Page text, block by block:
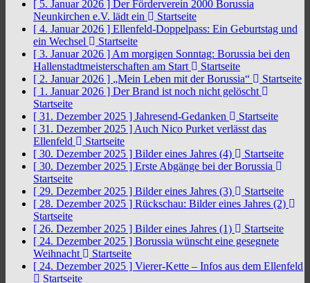
[ 5. Januar 2026 ] Der Förderverein 2000 Borussia
Neunkirchen e.V. lädt ein
Startseite
[ 4. Januar 2026 ] Ellenfeld-Doppelpass: Ein Geburtstag und
ein Wechsel
Startseite
[ 3. Januar 2026 ] Am morgigen Sonntag: Borussia bei den
Hallenstadtmeisterschaften am Start
Startseite
[ 2. Januar 2026 ] „Mein Leben mit der Borussia“
Startseite
[ 1. Januar 2026 ] Der Brand ist noch nicht gelöscht
Startseite
[ 31. Dezember 2025 ] Jahresend-Gedanken
Startseite
[ 31. Dezember 2025 ] Auch Nico Purket verlässt das
Ellenfeld
Startseite
[ 30. Dezember 2025 ] Bilder eines Jahres (4)
Startseite
[ 30. Dezember 2025 ] Erste Abgänge bei der Borussia
Startseite
[ 29. Dezember 2025 ] Bilder eines Jahres (3)
Startseite
[ 28. Dezember 2025 ] Rückschau: Bilder eines Jahres (2)
Startseite
[ 26. Dezember 2025 ] Bilder eines Jahres (1)
Startseite
[ 24. Dezember 2025 ] Borussia wünscht eine gesegnete
Weihnacht
Startseite
[ 24. Dezember 2025 ] Vierer-Kette – Infos aus dem Ellenfeld
Startseite